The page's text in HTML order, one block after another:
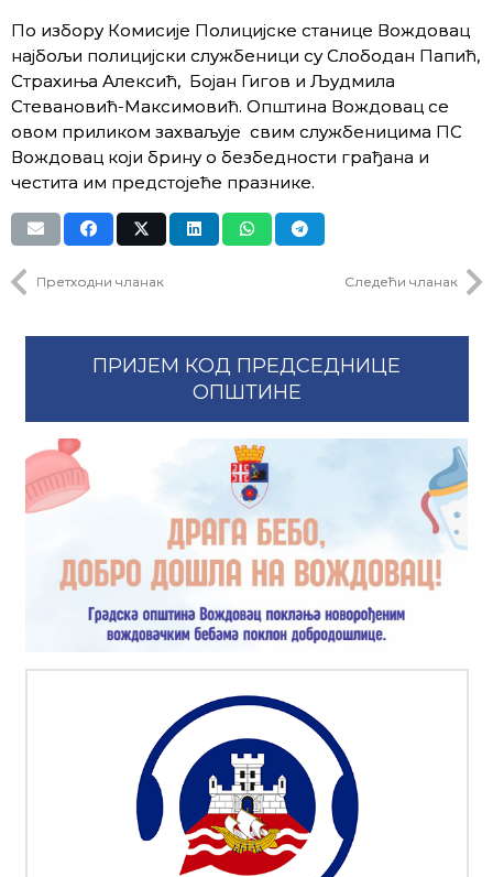
По избору Комисије Полицијске станице Вождовац
најбољи полицијски службеници су Слободан Папић,
Страхиња Алексић, Бојан Гигов и Људмила
Стевановић-Максимовић. Општина Вождовац се
овом приликом захваљује свим службеницима ПС
Вождовац који брину о безбедности грађана и
честита им предстојеће празнике.
Претходни чланак Следећи чланак
ПРИЈЕМ КОД ПРЕДСЕДНИЦЕ
ОПШТИНЕ